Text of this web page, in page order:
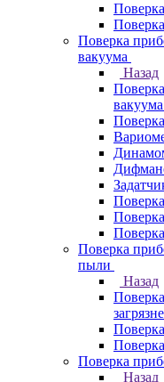
Поверка
вакуума
Назад
вакуума
Поверка
пыли
Назад
Поверка
Назад